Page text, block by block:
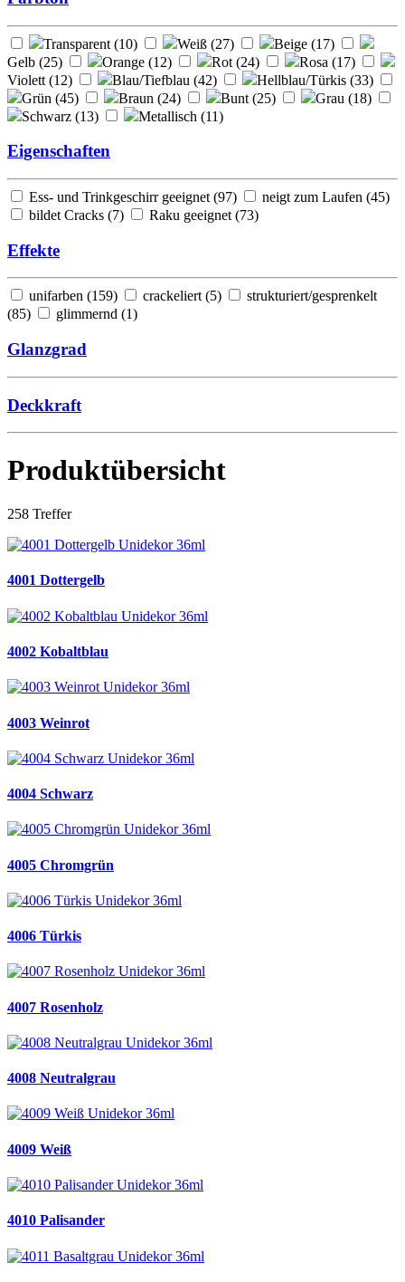
Transparent (10) Weiß (27) Beige (17)
Gelb (25) Orange (12) Rot (24) Rosa (17)
Violett (12) Blau/Tiefblau (42) Hellblau/Türkis (33)
Grün (45) Braun (24) Bunt (25) Grau (18)
Schwarz (13) Metallisch (11)
Eigenschaften
Ess- und Trinkgeschirr geeignet (97) neigt zum Laufen (45)
bildet Cracks (7) Raku geeignet (73)
Effekte
unifarben (159) crackeliert (5)
strukturiert/gesprenkelt
(85) glimmernd (1)
Glanzgrad
Deckkraft
Produktübersicht
258 Treffer
4001 Dottergelb
4002 Kobaltblau
4003 Weinrot
4004 Schwarz
4005 Chromgrün
4006 Türkis
4007 Rosenholz
4008 Neutralgrau
4009 Weiß
4010 Palisander